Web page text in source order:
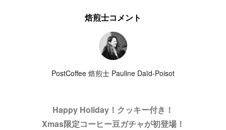
焙煎士コメント
PostCoffee 焙煎士 Pauline Daïd-Poisot
Happy Holiday！クッキー付き！
Xmas限定コーヒー豆ガチャが初登場！